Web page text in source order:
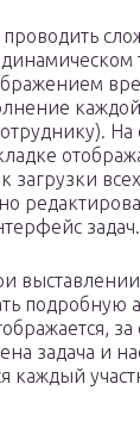
каждой
На
задач.
выставлении
подробную
за
задача и
каждый